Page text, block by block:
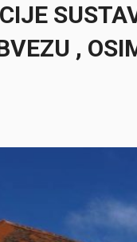
,